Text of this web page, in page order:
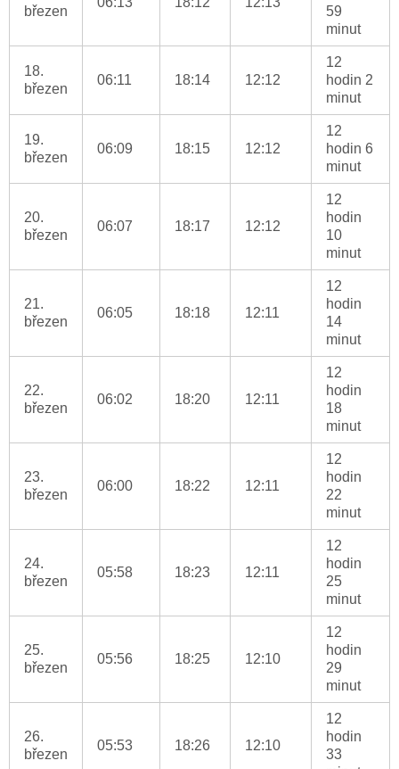
březen
59
minut
18.
březen
06:11 18:14 12:12
12
hodin 2
minut
19.
březen
06:09 18:15 12:12
12
hodin 6
minut
20.
březen
06:07 18:17 12:12
12
hodin
10
minut
21.
březen
06:05 18:18 12:11
12
hodin
14
minut
22.
březen
06:02 18:20 12:11
12
hodin
18
minut
23.
březen
06:00 18:22 12:11
12
hodin
22
minut
24.
březen
05:58 18:23 12:11
12
hodin
25
minut
25.
březen
05:56 18:25 12:10
12
hodin
29
minut
26.
březen
05:53 18:26 12:10
12
hodin
33